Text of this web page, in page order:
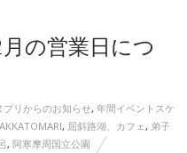
月の営業日につ
プリからのお知らせ,年間イベントスケ
, 屈斜路湖、カフェ, 弟子
,阿寒摩周国立公園